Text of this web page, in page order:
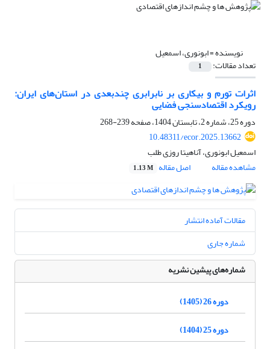
نویسنده =ابونوری، اسمعیل
تعداد مقالات: 1
اثرات تورم و بیکاری بر نابرابری چندبعدی در استان‌های ایران:
رویکرد اقتصادسنجی فضایی
دوره 25، شماره 2، تابستان 1404، صفحه
239-268
10.48311/ecor.2025.13662
اسمعیل ابونوری، آناهیتا روزی طلب
مشاهده مقاله
اصل مقاله 1.13 M
مقالات آماده انتشار
شماره جاری
شماره‌های پیشین نشریه
دوره 26 (1405)
دوره 25 (1404)